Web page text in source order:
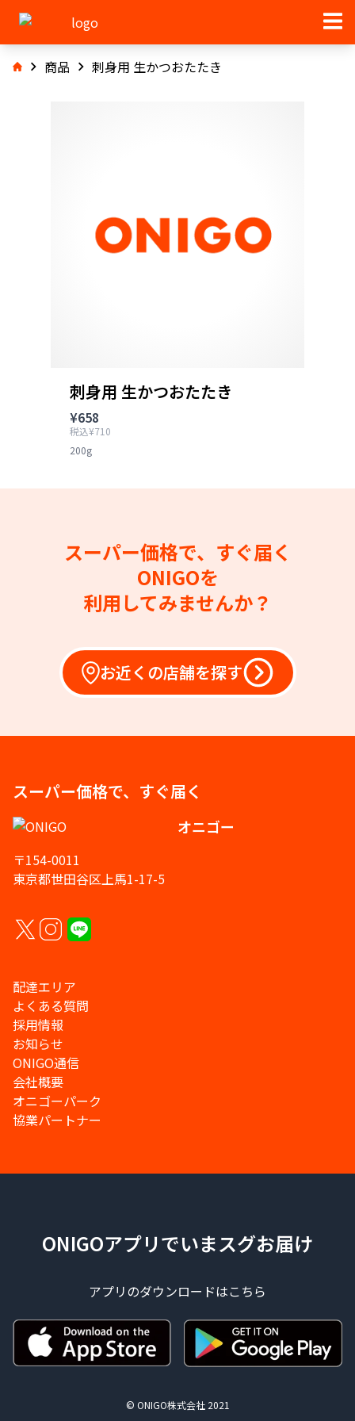
商品 刺身用 生かつおたたき
刺身用 生かつおたたき
¥658
税込¥710
200g
スーパー価格で、すぐ届く
ONIGOを
利用してみませんか？
お近くの店舗を探す
スーパー価格で、すぐ届く
オニゴー
〒154-0011
東京都世田谷区上馬1-17-5
配達エリア
よくある質問
採用情報
お知らせ
ONIGO通信
会社概要
オニゴーパーク
協業パートナー
ONIGOアプリでいまスグお届け
アプリのダウンロードはこちら
© ONIGO株式会社 2021